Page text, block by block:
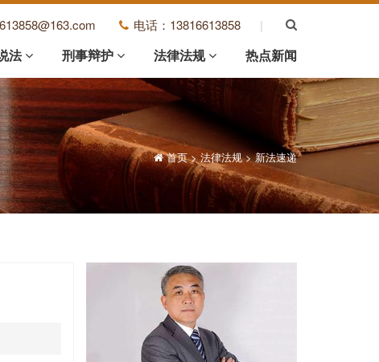
电话：13816613858 |
法 刑事辩护 法律法规 热点新闻
首页>法律法规>新法速递